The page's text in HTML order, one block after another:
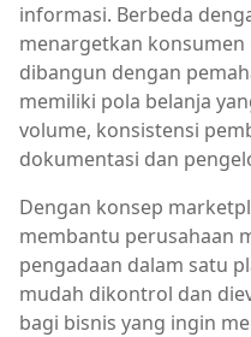
informasi. Berbeda
menargetkan
dibangun dengan
memiliki pola belanja
volume, konsistensi
dokumentasi dan
Dengan konsep
membantu perusahaan
pengadaan dalam satu
mudah dikontrol dan
bagi bisnis yang ingin